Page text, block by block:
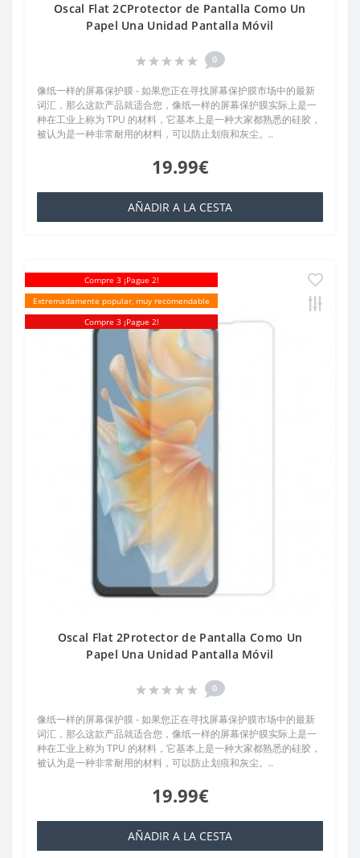
Oscal Flat 2CProtector de Pantalla Como Un
Papel Una Unidad Pantalla Móvil
0
像纸一样的屏幕保护膜 - 如果您正在寻找屏幕保护膜市场中的最新
词汇，那么这款产品就适合您，像纸一样的屏幕保护膜实际上是一
种在工业上称为 TPU 的材料，它基本上是一种大家都熟悉的硅胶，
被认为是一种非常耐用的材料，可以防止划痕和灰尘。..
19.99€
AÑADIR A LA CESTA
Compre 3 ¡Pague 2!
Extremadamente popular, muy recomendable
Compre 3 ¡Pague 2!
Oscal Flat 2Protector de Pantalla Como Un
Papel Una Unidad Pantalla Móvil
0
像纸一样的屏幕保护膜 - 如果您正在寻找屏幕保护膜市场中的最新
词汇，那么这款产品就适合您，像纸一样的屏幕保护膜实际上是一
种在工业上称为 TPU 的材料，它基本上是一种大家都熟悉的硅胶，
被认为是一种非常耐用的材料，可以防止划痕和灰尘。..
19.99€
AÑADIR A LA CESTA